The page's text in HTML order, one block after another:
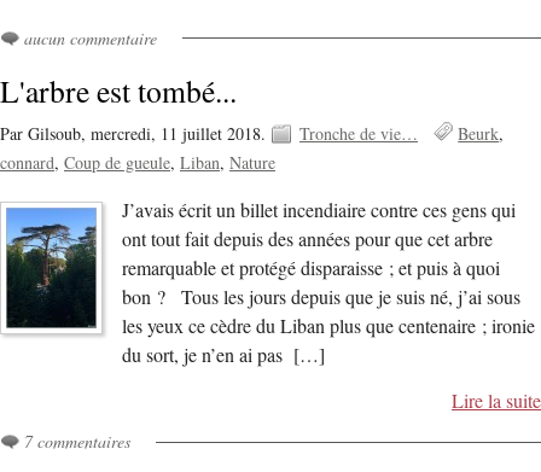
aucun commentaire
L'arbre est tombé...
Par Gilsoub, mercredi, 11 juillet 2018. Tronche de vie…
Beurk
connard Coup de gueule Liban Nature
J’avais écrit un billet incendiaire contre ces gens qui
ont tout fait depuis des années pour que cet arbre
remarquable et protégé disparaisse ; et puis à quoi
bon ? Tous les jours depuis que je suis né, j’ai sous
les yeux ce cèdre du Liban plus que centenaire ; ironie
du sort, je n’en ai pas […]
Lire la suite
7 commentaires